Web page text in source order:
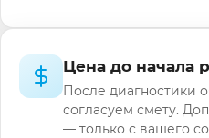
Цена до начала
После диагностики
согласуем смету.
— только с вашего